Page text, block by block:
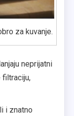
za kuvanje.
neprijatni
filtraciju,
i znatno